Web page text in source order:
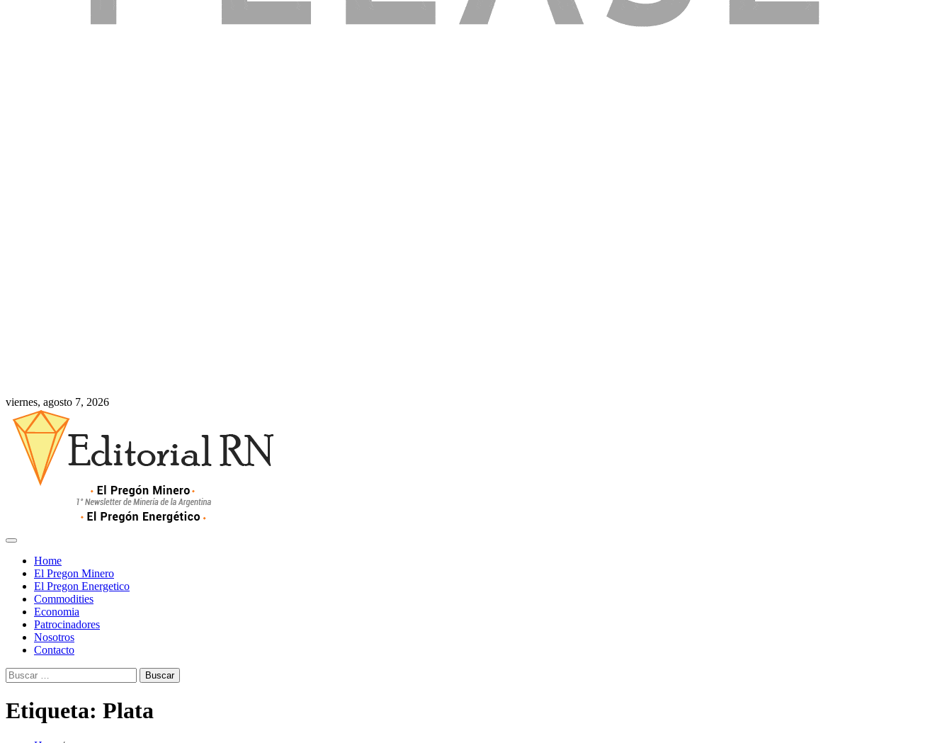
viernes, agosto 7, 2026
Home
El Pregon Minero
El Pregon Energetico
Commodities
Economia
Patrocinadores
Nosotros
Contacto
Buscar:
Etiqueta: Plata